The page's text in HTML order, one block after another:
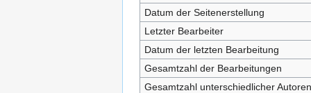
Datum der Seitenerstellung
Letzter Bearbeiter
Datum der letzten Bearbeitung
Gesamtzahl der Bearbeitungen
Gesamtzahl unterschiedlicher Autoren